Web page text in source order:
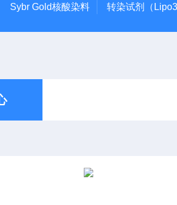
Sybr Gold核酸染料 转染试剂（